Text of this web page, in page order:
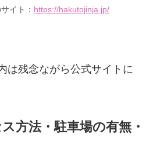
イト： https://hakutojinja.jp/
は残念ながら公式サイトに
方法・駐車場の有無・